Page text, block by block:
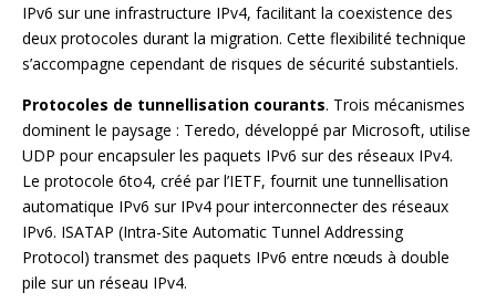
IPv6 sur une infrastructure IPv4, facilitant la coexistence des
deux protocoles durant la migration. Cette flexibilité technique
s’accompagne cependant de risques de sécurité substantiels.
Protocoles de tunnellisation courants. Trois mécanismes
dominent le paysage : Teredo, développé par Microsoft, utilise
UDP pour encapsuler les paquets IPv6 sur des réseaux IPv4.
Le protocole 6to4, créé par l’IETF, fournit une tunnellisation
automatique IPv6 sur IPv4 pour interconnecter des réseaux
IPv6. ISATAP (Intra-Site Automatic Tunnel Addressing
Protocol) transmet des paquets IPv6 entre nœuds à double
pile sur un réseau IPv4.